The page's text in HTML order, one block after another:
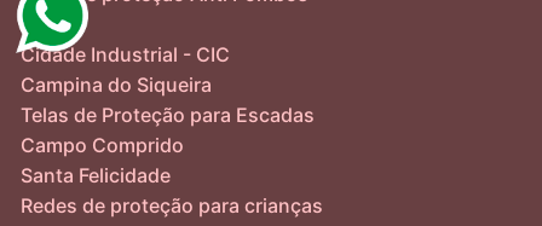
Ahú
Cidade Industrial - CIC
Campina do Siqueira
Telas de Proteção para Escadas
Campo Comprido
Santa Felicidade
Redes de proteção para crianças